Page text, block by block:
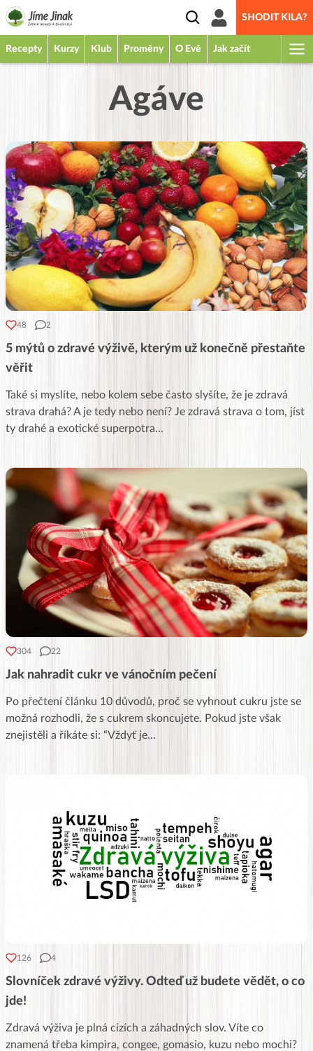
SHODIT KILA?
Recepty Kurzy Klub Proměny O Evě Jak začít
Agáve
48 2
5 mýtů o zdravé výživě, kterým už konečně přestaňte
věřit
Také si myslíte, nebo kolem sebe často slyšíte, že je zdravá
strava drahá? A je tedy nebo není? Je zdravá strava o tom, jíst
ty drahé a exotické superpotra...
304 22
Jak nahradit cukr ve vánočním pečení
Po přečtení článku 10 důvodů, proč se vyhnout cukru jste se
možná rozhodli, že s cukrem skoncujete. Pokud jste však
znejistěli a říkáte si: “Vždyť je...
126 4
Slovníček zdravé výživy. Odteď už budete vědět, o co
jde!
Zdravá výživa je plná cizích a záhadných slov. Víte co
znamená třeba kimpira, congee, gomasio, kuzu nebo mochi?